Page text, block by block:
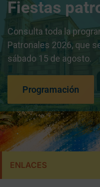
Fiestas
Consulta toda la
Patronales 2026, que
sábado 15 de agosto.
Programación
ENLACES